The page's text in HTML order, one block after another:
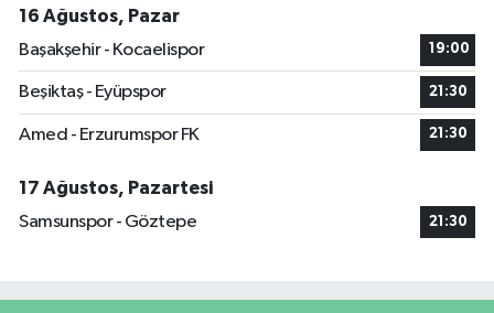
16 Ağustos, Pazar
Başakşehir - Kocaelispor
19:00
Beşiktaş - Eyüpspor 21:30
Amed - Erzurumspor FK 21:30
17 Ağustos, Pazartesi
Samsunspor - Göztepe
21:30